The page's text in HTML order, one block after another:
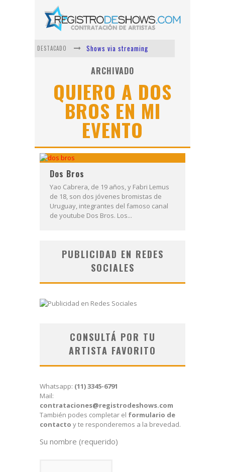
DESTACADO
Shows via streaming
Lit Killah
Nicki Nicole
Duki
Vi Em
Los Ángeles Azules
ARCHIVADO
QUIERO A DOS
BROS EN MI
EVENTO
Dos Bros
Yao Cabrera, de 19 años, y Fabri Lemus
de 18, son dos jóvenes bromistas de
Uruguay, integrantes del famoso canal
de youtube Dos Bros. Los...
PUBLICIDAD EN REDES
SOCIALES
CONSULTÁ POR TU
ARTISTA FAVORITO
Whatsapp: (11) 3345-6791
Mail:
contrataciones@registrodeshows.com
También podes completar el formulario de
contacto y te responderemos a la brevedad.
Su nombre (requerido)